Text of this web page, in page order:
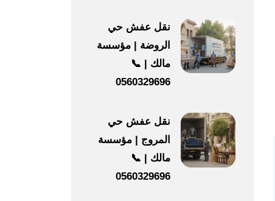
نقل عفش حي
الروضة | مؤسسة
مالك | 📞
0560329696
نقل عفش حي
المروج | مؤسسة
مالك | 📞
0560329696